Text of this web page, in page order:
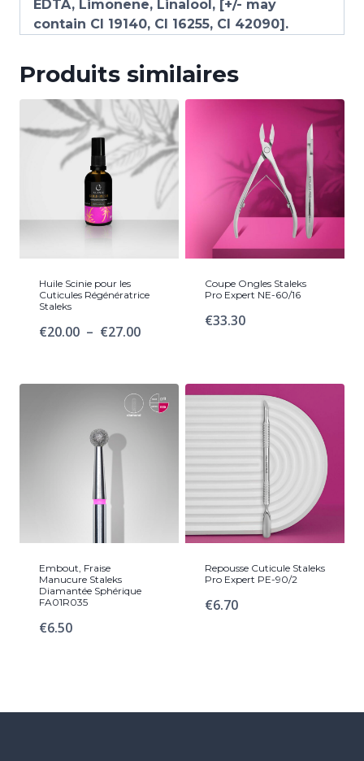
EDTA, Limonene, Linalool, [+/- may
contain CI 19140, CI 16255, CI 42090].
Produits similaires
Huile Scinie pour les
Cuticules Régénératrice
Staleks
€20.00 – €27.00Plage
prix :
€20.00
Coupe Ongles Staleks
Pro Expert NE-60/16
€33.30
Embout, Fraise
Manucure Staleks
Diamantée Sphérique
FA01R035
€6.50
Repousse Cuticule Staleks
Pro Expert PE-90/2
€6.70